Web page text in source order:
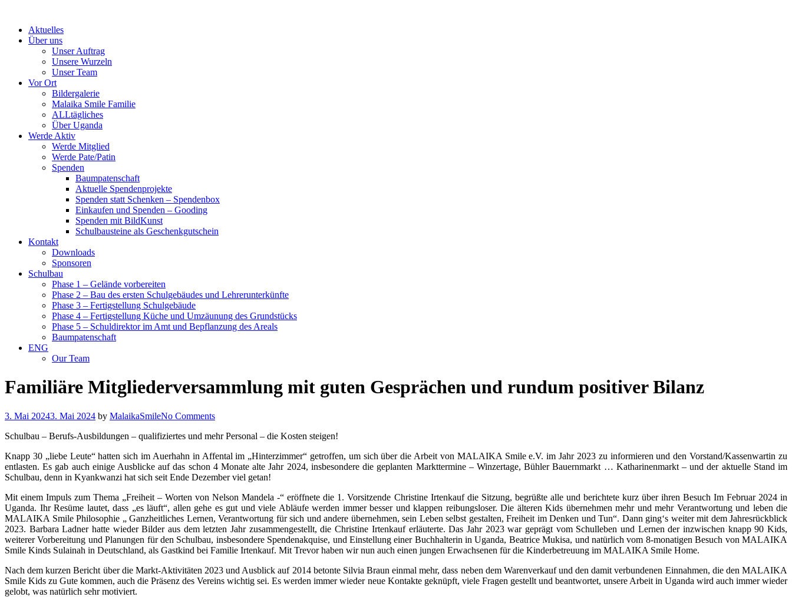
contentAktuelles
Über uns
Unser Auftrag
Unsere Wurzeln
Unser Team
Vor Ort
Bildergalerie
Malaika Smile Familie
ALLtägliches
Über Uganda
Werde Aktiv
Werde Mitglied
Werde Pate/Patin
Spenden
Baumpatenschaft
Aktuelle Spendenprojekte
Spenden statt Schenken – Spendenbox
Einkaufen und Spenden – Gooding
Spenden mit BildKunst
Schulbausteine als Geschenkgutschein
Kontakt
Downloads
Sponsoren
Schulbau
Phase 1 – Gelände vorbereiten
Phase 2 – Bau des ersten Schulgebäudes und Lehrerunterkünfte
Phase 3 – Fertigstellung Schulgebäude
Phase 4 – Fertigstellung Küche und Umzäunung des Grundstücks
Phase 5 – Schuldirektor im Amt und Bepflanzung des Areals
Baumpatenschaft
ENG
Our Team
Familiäre Mitgliederversammlung mit guten Gesprächen und rundum positiver Bilanz
3. Mai 20243. Mai 2024 by MalaikaSmileNo Comments
Schulbau – Berufs-Ausbildungen – qualifiziertes und mehr Personal – die Kosten steigen!
Knapp 30 „liebe Leute“ hatten sich im Auerhahn in Affental im „Hinterzimmer“ getroffen, um sich über die Arbeit von MALAIKA Smile e.V. im Jahr 2023 zu informieren und den Vorstand/Kassenwartin zu
entlasten. Es gab auch einige Ausblicke auf das schon 4 Monate alte Jahr 2024, insbesondere die geplanten Markttermine – Winzertage, Bühler Bauernmarkt … Katharinenmarkt – und der aktuelle Stand im
Schulbau, denn in Kyankwanzi hat sich seit Ende Dezember viel getan!
Mit einem Impuls zum Thema „Freiheit – Worten von Nelson Mandela -“ eröffnete die 1. Vorsitzende Christine Irtenkauf die Sitzung, begrüßte alle und berichtete kurz über ihren Besuch Im Februar 2024 in
Uganda. Ihr Resüme lautet, dass „es läuft“, allen gehe es gut und viele Abläufe werden immer besser und klappen reibungsloser. Die älteren Kids übernehmen mehr und mehr Verantwortung und leben die
MALAIKA Smile Philosophie „ Ganzheitliches Lernen, Verantwortung für sich und andere übernehmen, sein Leben selbst gestalten, Freiheit im Denken und Tun“. Dann ging‘s weiter mit dem Jahresrückblick
2023. Barbara Ladner hatte wieder Bilder aus dem letzten Jahr zusammengestellt, die Christine Irtenkauf erläuterte. Das Jahr 2023 war geprägt vom Schulleben und Lernen der inzwischen knapp 90 Kids,
weiterer Vorbereitung und Planungen für den Schulbau, insbesondere Spendenakquise, und Einstellung einer Buchhalterin in Uganda, Beatrice Mukisa, und natürlich vom 8-monatigen Besuch von MALAIKA
Smile Kinds Sulainah in Deutschland, als Gastkind bei Familie Irtenkauf. Mit Trevor haben wir nun auch einen jungen Erwachsenen für die Kinderbetreuung im MALAIKA Smile Home.
Nach dem kurzen Bericht über die Markt-Aktivitäten 2023 und Ausblick auf 2014 betonte Silvia Braun einmal mehr, dass neben dem Warenverkauf und den damit verbundenen Einnahmen, die den MALAIKA
Smile Kids zu Gute kommen, auch die Präsenz des Vereins wichtig sei. Es werden immer wieder neue Kontakte geknüpft, viele Fragen gestellt und beantwortet, unsere Arbeit in Uganda wird auch immer wieder
gelobt, was natürlich sehr motiviert.